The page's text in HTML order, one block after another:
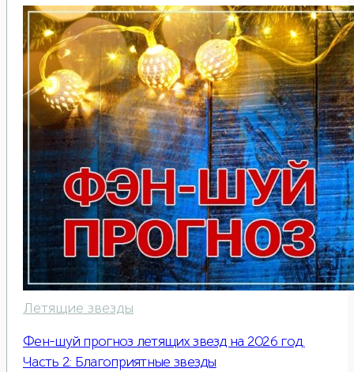
Летящие звезды
Фен-шуй прогноз летящих звезд на 2026 год.
Часть 2: Благоприятные звезды